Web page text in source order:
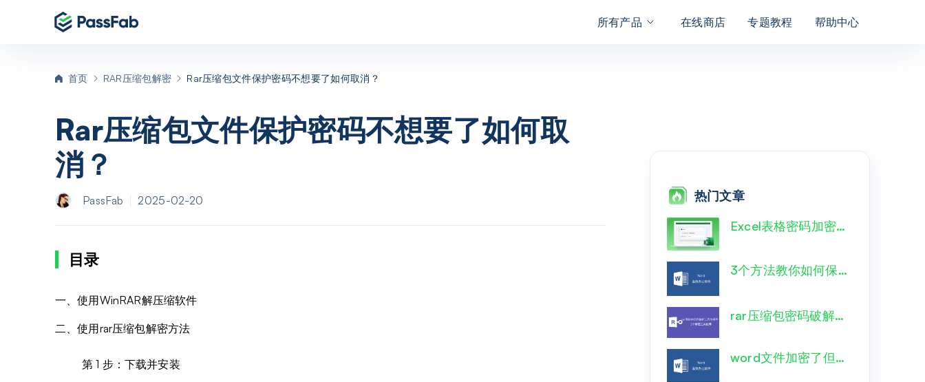
所有产品
PassFab for Excel
PassFab for Word PassFab for PPT
在线商店 专题教程 帮助中心
首页 RAR压缩包解密 Rar压缩包文件保护密码不想要了如何取消？
Rar压缩包文件保护密码不想要了如何取
消？
PassFab 2025-02-20
目录
一、使用WinRAR解压缩软件
二、使用rar压缩包解密方法
第 1 步：下载并安装
热门文章
Excel表格密码加密怎么解开？一文详解！
3个方法教你如何保护word文档格式不变?
rar压缩包密码破解工具有哪些？5个解密工具推荐
word文件加密了但是忘记密码了，如何巧妙破解？